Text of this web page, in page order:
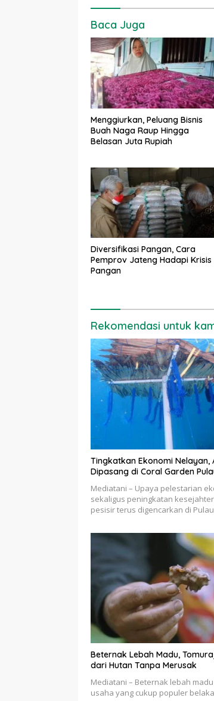
Baca Juga
Menggiurkan, Peluang Bisnis
Buah Naga Raup Hingga
Belasan Juta Rupiah
Diversifikasi Pangan, Cara
Pemprov Jateng Hadapi Krisis
Pangan
Rekomendasi untuk
Tingkatkan Ekonomi Nelayan,
Dipasang di Coral Garden
Mediatani – Upaya pelestarian
sekaligus peningkatan
pesisir terus digencarkan di
Beternak Lebah Madu,
dari Hutan Tanpa Merusak
Mediatani – Beternak lebah
usaha yang cukup populer